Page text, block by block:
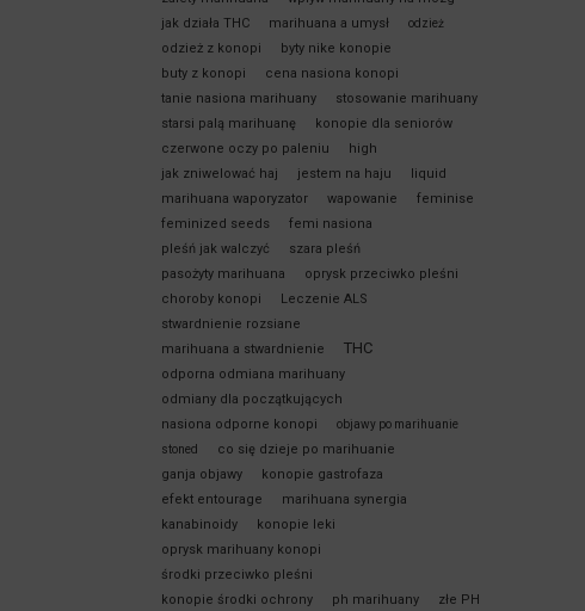
jak działa THC
marihuana a umysł odzież
odzież z konopi
byty nike konopie
buty z konopi
cena nasiona konopi
tanie nasiona marihuany
stosowanie marihuany
starsi palą marihuanę
konopie dla seniorów
czerwone oczy po paleniu
high
jak zniwelować haj
jestem na haju
liquid
marihuana waporyzator
wapowanie
feminise
feminized seeds
femi nasiona
pleśń jak walczyć
szara pleśń
pasożyty marihuana
oprysk przeciwko pleśni
choroby konopi
Leczenie ALS
stwardnienie rozsiane
marihuana a stwardnienie
THC
odporna odmiana marihuany
odmiany dla początkujących
nasiona odporne konopi
objawy po marihuanie
stoned
co się dzieje po marihuanie
ganja objawy
konopie gastrofaza
efekt entourage
marihuana synergia
kanabinoidy
konopie leki
oprysk marihuany konopi
środki przeciwko pleśni
konopie środki ochrony
ph marihuany
złe PH